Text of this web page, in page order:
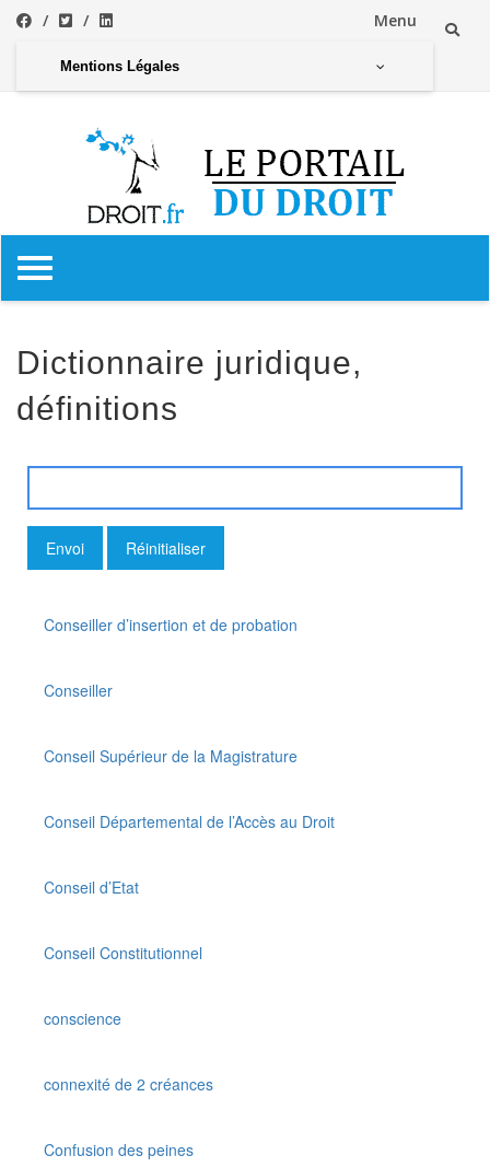
Menu
Mentions Légales
Dictionnaire juridique,
définitions
Conseiller d’insertion et de probation
Conseiller
Conseil Supérieur de la Magistrature
Conseil Départemental de l’Accès au Droit
Conseil d’Etat
Conseil Constitutionnel
conscience
connexité de 2 créances
Confusion des peines